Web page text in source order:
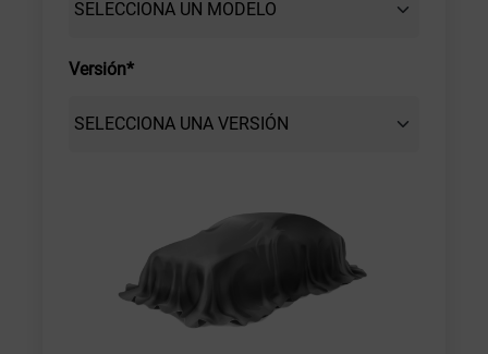
Versión*